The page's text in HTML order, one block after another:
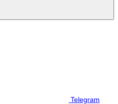
Telegram